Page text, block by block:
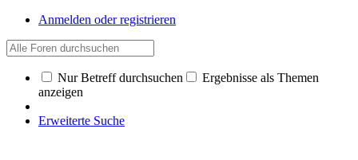
Anmelden oder registrieren
Nur Betreff durchsuchen
Ergebnisse als Themen
anzeigen
Erweiterte Suche